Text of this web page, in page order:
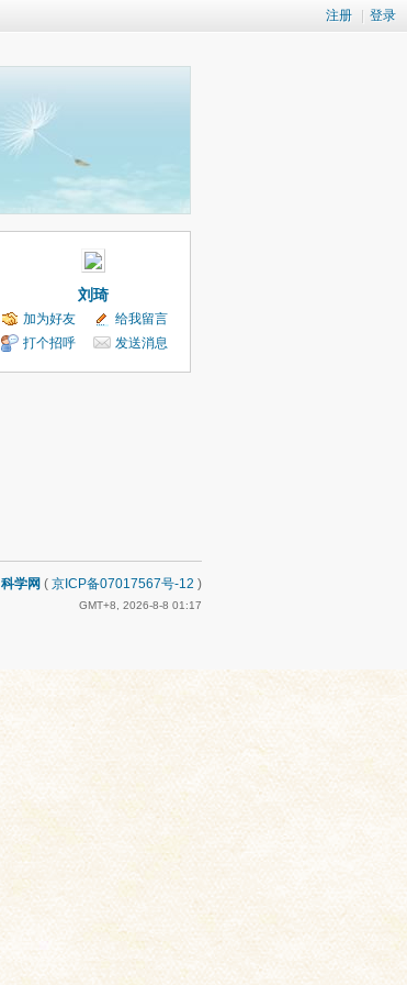
注册 登录
刘琦
加为好友
给我留言
打个招呼
发送消息
科学网 ( 京ICP备07017567号-12 )
GMT+8, 2026-8-8 01:17